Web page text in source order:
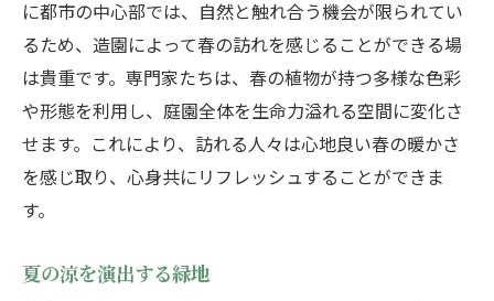
に都市の中心部では、自然と触れ合う機会が限られてい
るため、造園によって春の訪れを感じることができる場
は貴重です。専門家たちは、春の植物が持つ多様な色彩
や形態を利用し、庭園全体を生命力溢れる空間に変化さ
せます。これにより、訪れる人々は心地良い春の暖かさ
を感じ取り、心身共にリフレッシュすることができま
す。
夏の涼を演出する緑地